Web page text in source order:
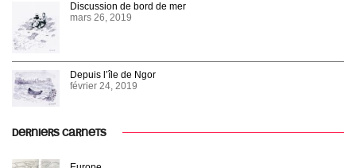
Discussion de bord de mer
mars 26, 2019
Depuis l’île de Ngor
février 24, 2019
DERNIERS CARNETS